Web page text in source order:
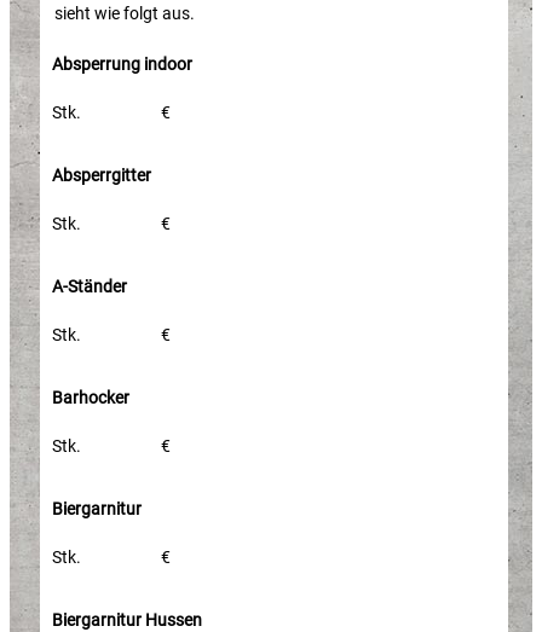
sieht wie folgt aus.
Absperrung indoor
Stk. €
Absperrgitter
Stk. €
A-Ständer
Stk. €
Barhocker
Stk. €
Biergarnitur
Stk. €
Biergarnitur Hussen